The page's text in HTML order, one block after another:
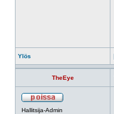
Ylös
TheEye
Hallitsija-Admin